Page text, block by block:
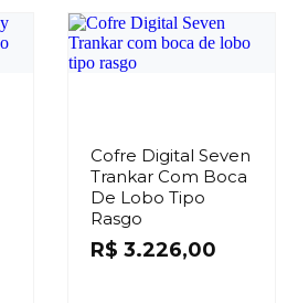
Cofre Digital Seven
Trankar Com Boca
De Lobo Tipo
Rasgo
R$ 3.226,00